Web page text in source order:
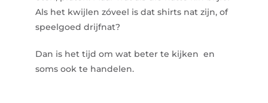
Als het kwijlen zóveel is dat shirts nat zijn, of
speelgoed drijfnat?
Dan is het tijd om wat beter te kijken en
soms ook te handelen.